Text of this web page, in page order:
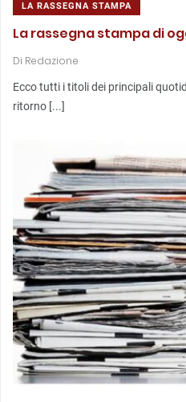
LA RASSEGNA STAMPA
La rassegna stampa di
Di Redazione
Ecco tutti i titoli dei principali
ritorno [...]